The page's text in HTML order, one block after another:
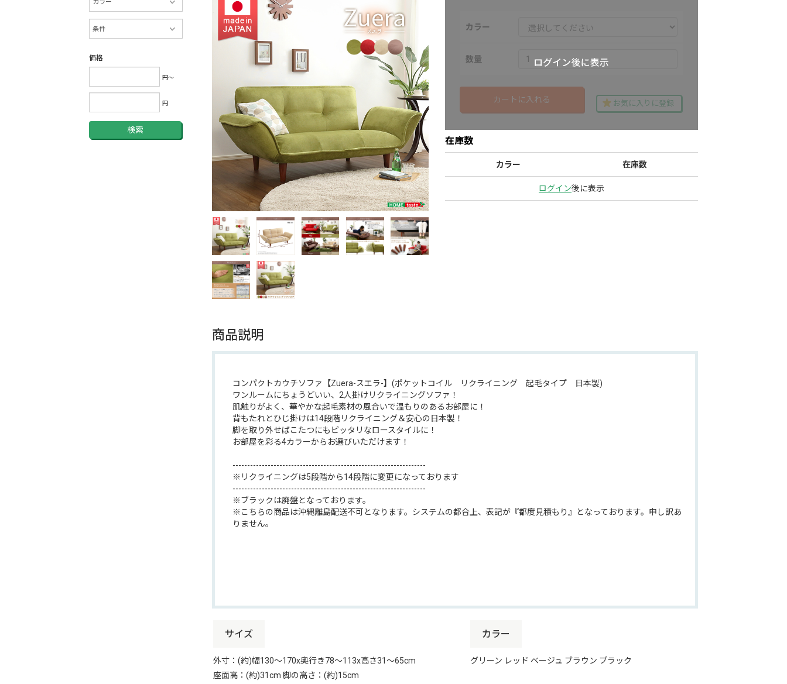
価格
円～
円
検索
カラー
数量
カートに入れる お気に入りに登録
在庫数
カラー 在庫数
ログイン後に表示
商品説明
コンパクトカウチソファ【Zuera-スエラ-】(ポケットコイル リクライニング 起毛タイプ 日本製)
ワンルームにちょうどいい、2人掛けリクライニングソファ！
肌触りがよく、華やかな起毛素材の風合いで温もりのあるお部屋に！
背もたれとひじ掛けは14段階リクライニング＆安心の日本製！
脚を取り外せばこたつにもピッタリなロースタイルに！
お部屋を彩る4カラーからお選びいただけます！
------------------------------------------------------------------
※リクライニングは5段階から14段階に変更になっております
------------------------------------------------------------------
※ブラックは廃盤となっております。
※こちらの商品は沖縄離島配送不可となります。システムの都合上、表記が『都度見積もり』となっております。申し訳あ
りません。
サイズ
外寸：(約)幅130〜170x奥行き78〜113x高さ31〜65cm
座面高：(約)31cm 脚の高さ：(約)15cm
カラー
グリーン レッド ベージュ ブラウン ブラック